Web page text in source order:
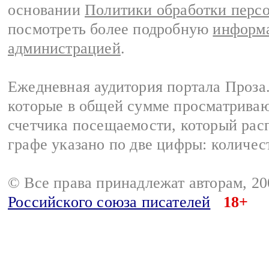
основании Политики обработки
посмотреть более подробную
администрацией.
Ежедневная аудитория портала
которые в общей сумме
счетчика посещаемости, который
графе указано по две цифры:
© Все права принадлежат авторам,
Российского союза писателей
18+